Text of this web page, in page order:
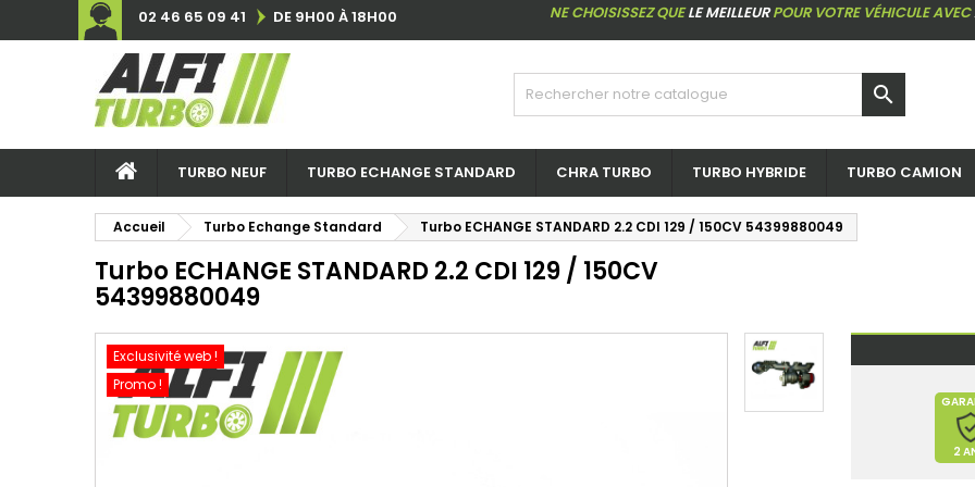
02 46 65 09 41 DE 9H00 À 18H00 NE CHOISISSEZ QUELE MEILLEURPOUR VOTRE VÉHICULE AVEC

TURBO NEUF TURBO ECHANGE STANDARD CHRA TURBO TURBO HYBRIDE TURBO CAMION
Accueil Turbo Echange Standard Turbo ECHANGE STANDARD 2.2 CDI 129 / 150CV 54399880049
Turbo ECHANGE STANDARD 2.2 CDI 129 / 150CV
54399880049
Exclusivité web !
Promo !
2